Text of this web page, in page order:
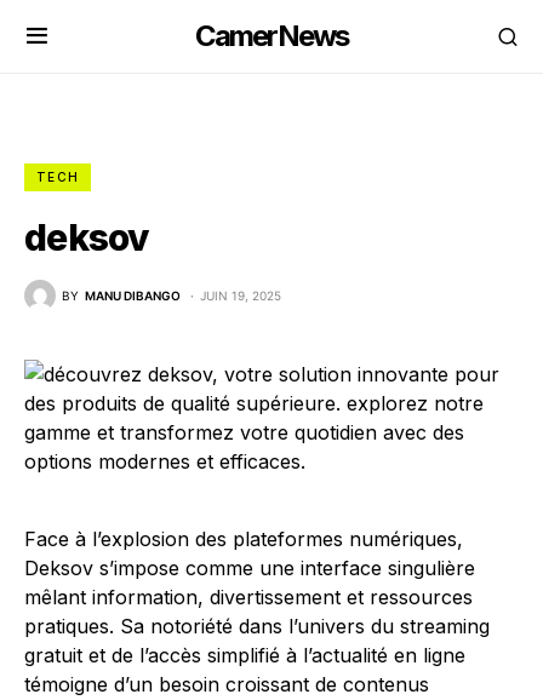
CamerNews
TECH
deksov
BY MANU DIBANGO JUIN 19, 2025
Face à l’explosion des plateformes numériques,
Deksov s’impose comme une interface singulière
mêlant information, divertissement et ressources
pratiques. Sa notoriété dans l’univers du streaming
gratuit et de l’accès simplifié à l’actualité en ligne
témoigne d’un besoin croissant de contenus